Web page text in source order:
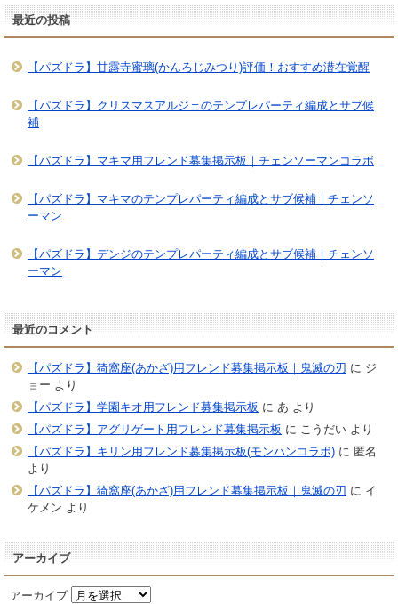
最近の投稿
【パズドラ】甘露寺蜜璃(かんろじみつり)評価！おすすめ潜在覚醒
【パズドラ】クリスマスアルジェのテンプレパーティ編成とサブ候
補
【パズドラ】マキマ用フレンド募集掲示板｜チェンソーマンコラボ
【パズドラ】マキマのテンプレパーティ編成とサブ候補｜チェンソ
ーマン
【パズドラ】デンジのテンプレパーティ編成とサブ候補｜チェンソ
ーマン
最近のコメント
【パズドラ】猗窩座(あかざ)用フレンド募集掲示板｜鬼滅の刃 に ジ
ョー より
【パズドラ】学園キオ用フレンド募集掲示板 に あ より
【パズドラ】アグリゲート用フレンド募集掲示板 に こうだいより
【パズドラ】キリン用フレンド募集掲示板(モンハンコラボ)に 匿名
より
【パズドラ】猗窩座(あかざ)用フレンド募集掲示板｜鬼滅の刃 に イ
ケメン より
アーカイブ
アーカイブ